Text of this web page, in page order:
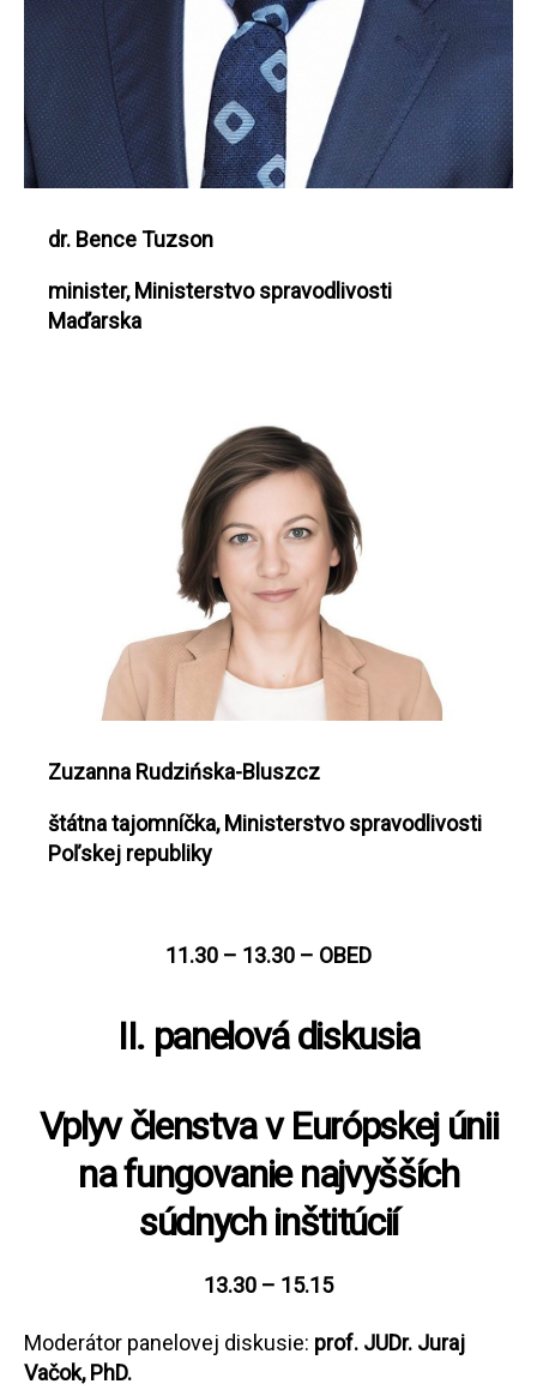
dr. Bence Tuzson
minister, Ministerstvo spravodlivosti
Maďarska
Zuzanna Rudzińska-Bluszcz
štátna tajomníčka, Ministerstvo spravodlivosti
Poľskej republiky
11.30 – 13.30 – OBED
II. panelová diskusia
Vplyv členstva v Európskej únii
na fungovanie najvyšších
súdnych inštitúcií
13.30 – 15.15
Moderátor panelovej diskusie: prof. JUDr. Juraj
Vačok, PhD.